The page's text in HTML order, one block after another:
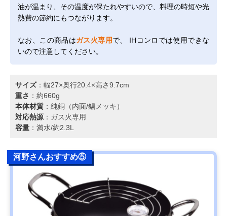
油が温まり、その温度が保たれやすいので、料理の時短や光
熱費の節約にもつながります。
なお、この商品はガス火専用で、 IHコンロでは使用できな
いので注意してください。
サイズ：幅27×奥行20.4×高さ9.7cm
重さ ：約660g
本体材質 ：純銅（内面/錫メッキ）
対応熱源 ：ガス火専用
容量 ：満水/約2.3L
河野さんおすすめ⑤